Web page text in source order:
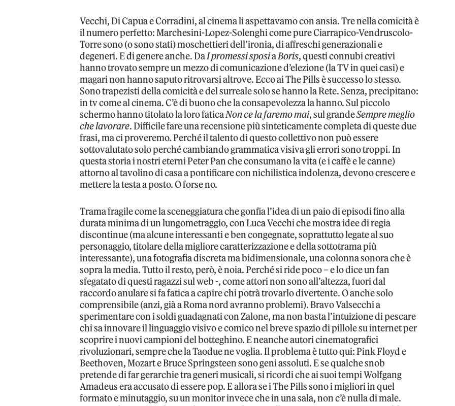
Vecchi, Di Capua e Corradini, al cinema li aspettavamo con ansia. Tre nella comicità è
il numero perfetto: Marchesini-Lopez-Solenghi come pure Ciarrapico-Vendruscolo-
Torre sono (o sono stati) moschettieri dell’ironia, di affreschi generazionali e
degeneri. E di genere anche. DaI promessi sposiaBoris, questi connubi creativi
hanno trovato sempre un mezzo di comunicazione d’elezione (la TV in quei casi) e
magari non hanno saputo ritrovarsi altrove. Ecco ai The Pills è successo lo stesso.
Sono trapezisti della comicità e del surreale solo se hanno la Rete. Senza, precipitano:
in tv come al cinema. C’è di buono che la consapevolezza la hanno. Sul piccolo
schermo hanno titolato la loro faticaNon ce la faremo mai, sul grandeSempre meglio
che lavorare. Difficile fare una recensione più sinteticamente completa di queste due
frasi, ma ci proveremo. Perché il talento di questo collettivo non può essere
sottovalutato solo perché cambiando grammatica visiva gli errori sono troppi. In
questa storia i nostri eterni Peter Pan che consumano la vita (e i caffè e le canne)
attorno al tavolino di casa a pontificare con nichilistica indolenza, devono crescere e
mettere la testa a posto. O forse no.
Trama fragile come la sceneggiatura che gonfia l’idea di un paio di episodi fino alla
durata minima di un lungometraggio, con Luca Vecchi che mostra idee di regia
discontinue (ma alcune interessanti e ben congegnate, soprattutto legate al suo
personaggio, titolare della migliore caratterizzazione e della sottotrama più
interessante), una fotografia discreta ma bidimensionale, una colonna sonora che è
sopra la media. Tutto il resto, però, è noia. Perché si ride poco – e lo dice un fan
sfegatato di questi ragazzi sul web -, come attori non sono all’altezza, fuori dal
raccordo anulare si fa fatica a capire chi potrà trovarlo divertente. O anche solo
comprensibile (anzi, già a Roma nord avranno problemi). Bravo Valsecchi a
sperimentare con i soldi guadagnati con Zalone, ma non basta l’intuizione di pescare
chi sa innovare il linguaggio visivo e comico nel breve spazio di pillole su internet per
scoprire i nuovi campioni del botteghino. E neanche autori cinematografici
rivoluzionari, sempre che la Taodue ne voglia. Il problema è tutto qui: Pink Floyd e
Beethoven, Mozart e Bruce Springsteen sono geni assoluti. E se qualche snob
pretende di far gerarchie tra generi musicali, si ricordi che ai suoi tempi Wolfgang
Amadeus era accusato di essere pop. E allora se i The Pills sono i migliori in quel
formato e minutaggio, su un monitor invece che in una sala, non c’è nulla di male.